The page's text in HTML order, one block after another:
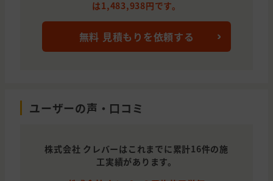
は1,483,938円です。
無料 見積もりを依頼する
ユーザーの声・口コミ
株式会社 クレバーはこれまでに累計16件の施
工実績があります。